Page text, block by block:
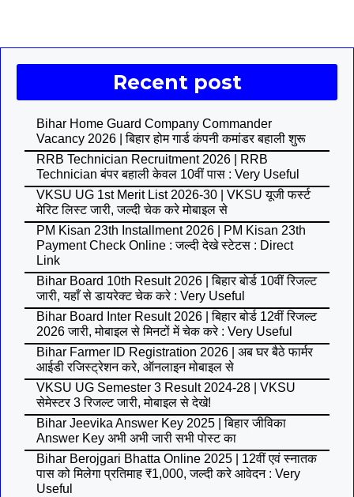
Recent post
Bihar Home Guard Company Commander
Vacancy 2026 | बिहार होम गार्ड कंपनी कमांडर बहाली शुरू
RRB Technician Recruitment 2026 | RRB
Technician बंपर बहाली केवल 10वीं पास : Very Useful
VKSU UG 1st Merit List 2026-30 | VKSU यूजी फर्स्ट
मेरिट लिस्ट जारी, जल्दी चेक करे मोबाइल से
PM Kisan 23th Installment 2026 | PM Kisan 23th
Payment Check Online : जल्दी देखे स्टेटस : Direct
Link
Bihar Board 10th Result 2026 | बिहार बोर्ड 10वीं रिजल्ट
जारी, यहाँ से डायरेक्ट चेक करे : Very Useful
Bihar Board Inter Result 2026 | बिहार बोर्ड 12वीं रिजल्ट
2026 जारी, मोबाइल से मिनटों में चेक करे : Very Useful
Bihar Farmer ID Registration 2026 | अब घर बैठे फार्मर
आईडी रजिस्ट्रेशन करे, ऑनलाइन मोबाइल से
VKSU UG Semester 3 Result 2024-28 | VKSU
सेमेस्टर 3 रिजल्ट जारी, मोबाइल से देखे!
Bihar Jeevika Answer Key 2025 | बिहार जीविका
Answer Key अभी अभी जारी सभी पोस्ट का
Bihar Berojgari Bhatta Online 2025 | 12वीं एवं स्नातक
पास को मिलेगा प्रतिमाह ₹1,000, जल्दी करे आवेदन : Very
Useful